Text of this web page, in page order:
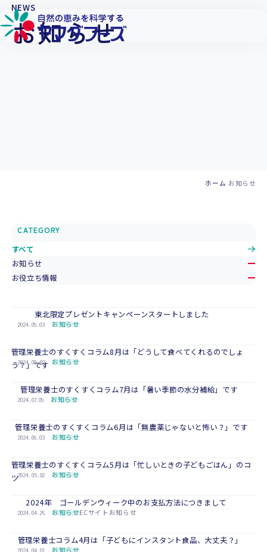
本文へ移動
NEWS
お知らせ
ホーム お知らせ
CATEGORY
すべて
お知らせ
お役立ち情報
2024.09.03 お知らせ
東北限定プレゼントキャンペーンスタートしました
2024.08.02 お知らせ
管理栄養士のすくすくコラム8月は「どうして食べてくれるのでしょ
う？」です
2024.07.09 お知らせ
管理栄養士のすくすくコラム7月は「暑い季節の水分補給」です
2024.06.03 お知らせ
管理栄養士のすくすくコラム6月は「無農薬じゃないと怖い？」です
2024.05.02 お知らせ
管理栄養士のすくすくコラム5月は「忙しいときの子どもごはん」のコ
ツ
2024.04.26 お知らせECサイトお知らせ
2024年 ゴールデンウィーク中のお支払方法につきまして
2024.04.01 お知らせ
管理栄養士コラム4月は「子どもにインスタント食品、大丈夫？」